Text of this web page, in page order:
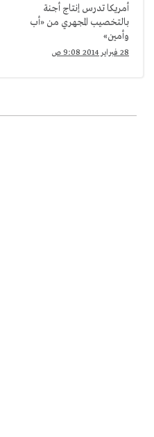
أمريكا تدرس إنتاج أجنة
بالتخصيب المجهري من «أب
وأمين»
28 فبراير 2014 9:08 ص